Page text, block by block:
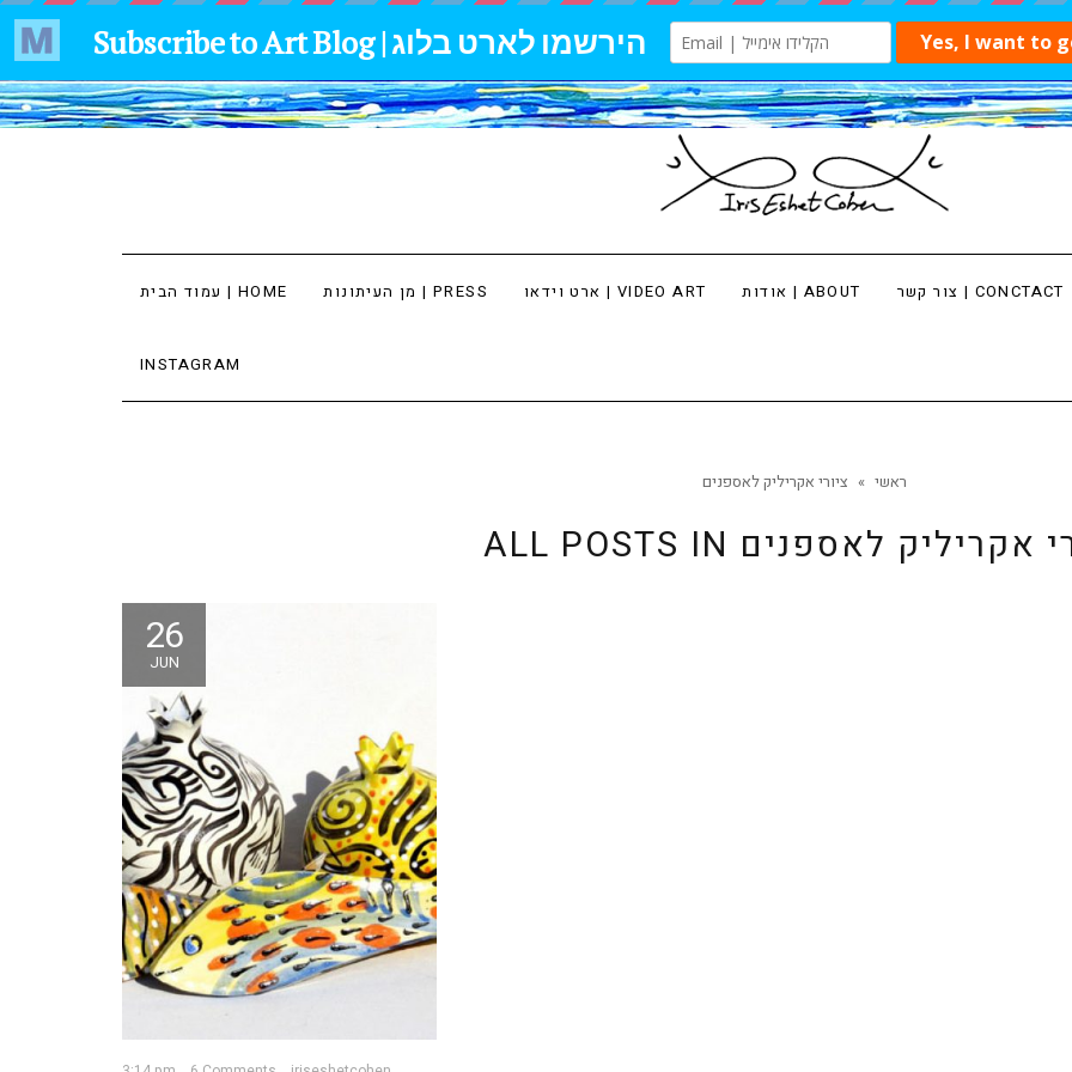
עמוד הבית | HOME מן העיתונות | PRESS ארט וידאו | VIDEO ART אודות | ABOUT צור קשר | CONCTACT
INSTAGRAM
ראשי » ציורי אקריליק לאספנים
ALL POSTS IN אקריליק לאספנים
26
JUN